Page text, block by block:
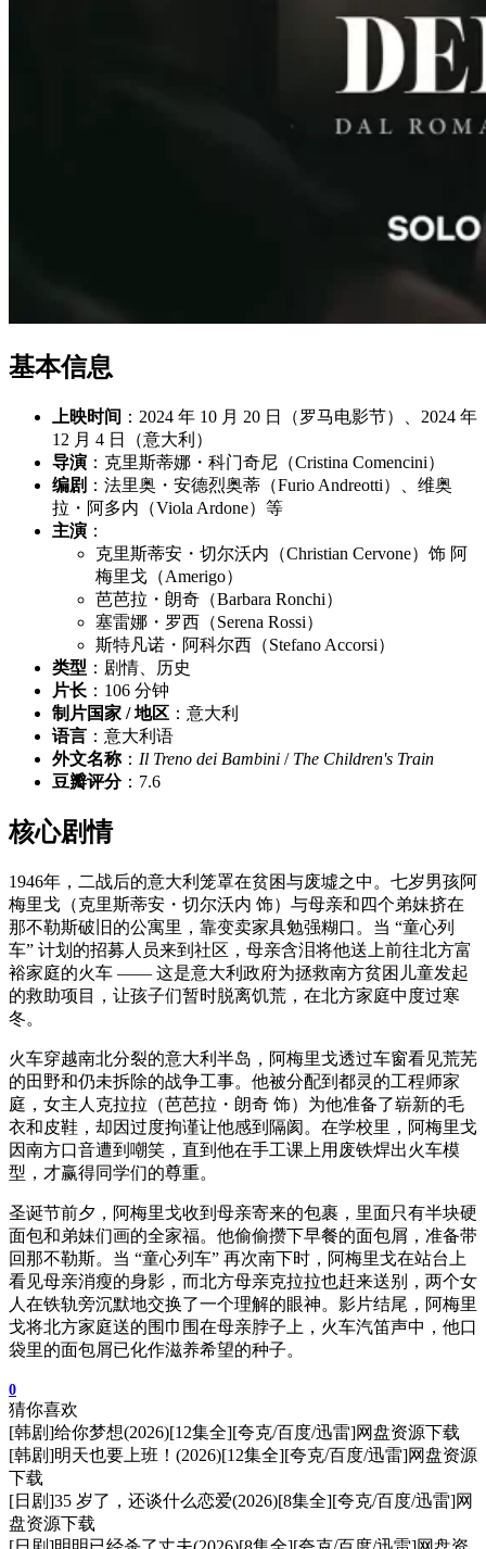
基本信息
上映时间 ：2024 年 10 月 20 日（罗马电影节）、2024 年
12 月 4 日（意大利）
导演 ：克里斯蒂娜・科门奇尼（Cristina Comencini）
编剧 ：法里奥・安德烈奥蒂（Furio Andreotti）、维奥
拉・阿多内（Viola Ardone）等
主演 ：
克里斯蒂安・切尔沃内（Christian Cervone）饰 阿
梅里戈（Amerigo）
芭芭拉・朗奇（Barbara Ronchi）
塞雷娜・罗西（Serena Rossi）
斯特凡诺・阿科尔西（Stefano Accorsi）
类型 ：剧情、历史
片长 ：106 分钟
制片国家 / 地区 ：意大利
语言 ：意大利语
外文名称： Il Treno dei Bambini / The Children's Train
豆瓣评分：7.6
核心剧情
1946年，二战后的意大利笼罩在贫困与废墟之中。七岁男孩阿
梅里戈（克里斯蒂安・切尔沃内 饰）与母亲和四个弟妹挤在
那不勒斯破旧的公寓里，靠变卖家具勉强糊口。当 “童心列
车” 计划的招募人员来到社区，母亲含泪将他送上前往北方富
裕家庭的火车 —— 这是意大利政府为拯救南方贫困儿童发起
的救助项目，让孩子们暂时脱离饥荒，在北方家庭中度过寒
冬。
火车穿越南北分裂的意大利半岛，阿梅里戈透过车窗看见荒芜
的田野和仍未拆除的战争工事。他被分配到都灵的工程师家
庭，女主人克拉拉（芭芭拉・朗奇 饰）为他准备了崭新的毛
衣和皮鞋，却因过度拘谨让他感到隔阂。在学校里，阿梅里戈
因南方口音遭到嘲笑，直到他在手工课上用废铁焊出火车模
型，才赢得同学们的尊重。
圣诞节前夕，阿梅里戈收到母亲寄来的包裹，里面只有半块硬
面包和弟妹们画的全家福。他偷偷攒下早餐的面包屑，准备带
回那不勒斯。当 “童心列车” 再次南下时，阿梅里戈在站台上
看见母亲消瘦的身影，而北方母亲克拉拉也赶来送别，两个女
人在铁轨旁沉默地交换了一个理解的眼神。影片结尾，阿梅里
戈将北方家庭送的围巾围在母亲脖子上，火车汽笛声中，他口
袋里的面包屑已化作滋养希望的种子。
0
猜你喜欢
[韩剧]给你梦想(2026)[12集全][夸克/百度/迅雷]网盘资源下载
[韩剧]明天也要上班！(2026)[12集全][夸克/百度/迅雷]网盘资源
下载
[日剧]35 岁了，还谈什么恋爱(2026)[8集全][夸克/百度/迅雷]网
盘资源下载